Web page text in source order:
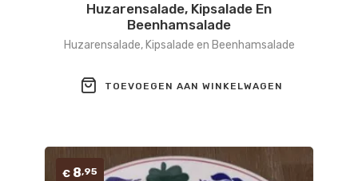
Huzarensalade, Kipsalade En
Beenhamsalade
Huzarensalade, Kipsalade en Beenhamsalade
TOEVOEGEN AAN WINKELWAGEN
€ 8,95